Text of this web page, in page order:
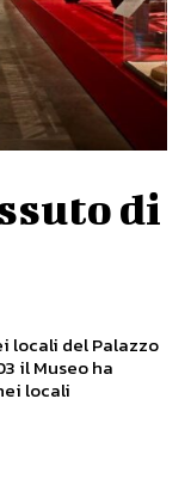
di
locali del Palazzo
il Museo ha
locali